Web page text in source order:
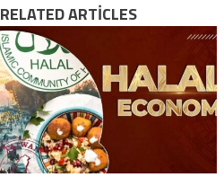
RELATED ARTICLES